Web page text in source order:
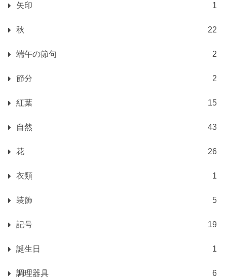
矢印 1
秋 22
端午の節句 2
節分 2
紅葉 15
自然 43
花 26
衣類 1
装飾 5
記号 19
誕生日 1
調理器具 6